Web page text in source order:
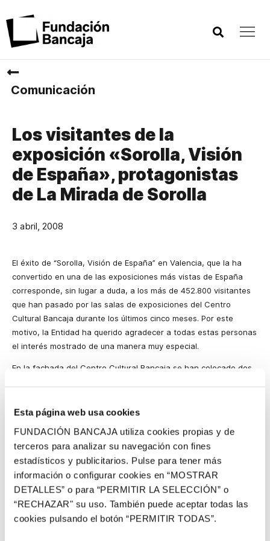
Esta página web usa cookies
FUNDACIÓN BANCAJA utiliza cookies propias y de
terceros para analizar su navegación con fines
estadísticos y publicitarios. Pulse para tener más
información o configurar cookies en “MOSTRAR
DETALLES” o para “PERMITIR LA SELECCIÓN” o
“RECHAZAR" su uso. También puede aceptar todas las
cookies pulsando el botón “PERMITIR TODAS”.
Comunicación
Los visitantes de la
exposición «Sorolla, Visión
de España», protagonistas
de La Mirada de Sorolla
3 abril, 2008
El éxito de “Sorolla, Visión de España” en Valencia, que la ha
convertido en una de las exposiciones más vistas de España
corresponde, sin lugar a duda, a los más de 452.800 visitantes
que han pasado por las salas de exposiciones del Centro
Cultural Bancaja durante los últimos cinco meses. Por este
motivo, la Entidad ha querido agradecer a todas estas personas
el interés mostrado de una manera muy especial.
En la fachada del Centro Cultural Bancaja se han colocado dos
que, tras su visita a la exposición, quisieron participar en la
para la realización de un fotomontaje del cuadro “Valencia. Las
Grupas”, que los participantes podrán ver en la página web de
ObraSocialdela Entidad, y localizar su foto.
Además de los paneles multimedia, Bancaja ha transmitido su
agradecimiento a través de un mensaje proyectado en la
fachada de su Centro Cultural, así como en la lona que cubre las